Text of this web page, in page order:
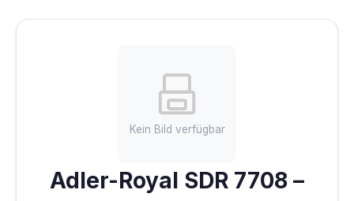
Kein Bild verfügbar
Adler-Royal SDR 7708 –